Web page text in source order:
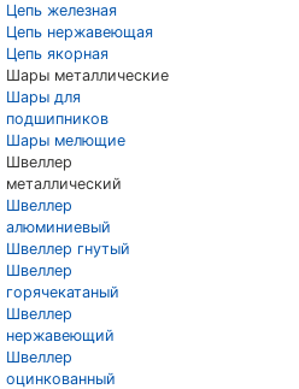
Цепь железная
Цепь нержавеющая
Цепь якорная
Шары металлические
Шары для
подшипников
Шары мелющие
Швеллер
металлический
Швеллер
алюминиевый
Швеллер гнутый
Швеллер
горячекатаный
Швеллер
нержавеющий
Швеллер
оцинкованный